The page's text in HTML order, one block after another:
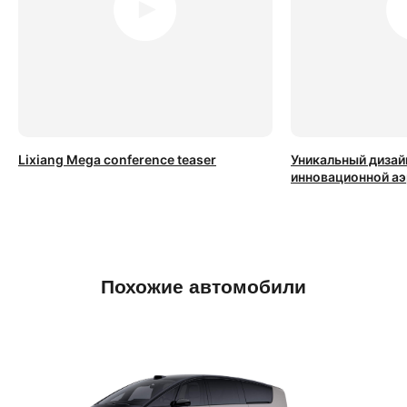
Уникальный
инновационной
Lixiang Mega conference teaser
Похожие автомобили